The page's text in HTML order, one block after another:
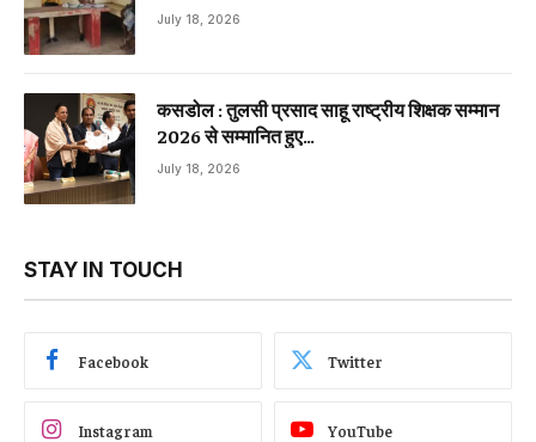
July 18, 2026
कसडोल : तुलसी प्रसाद साहू राष्ट्रीय शिक्षक सम्मान
2026 से सम्मानित हुए…
July 18, 2026
STAY IN TOUCH
Facebook Twitter
Instagram YouTube